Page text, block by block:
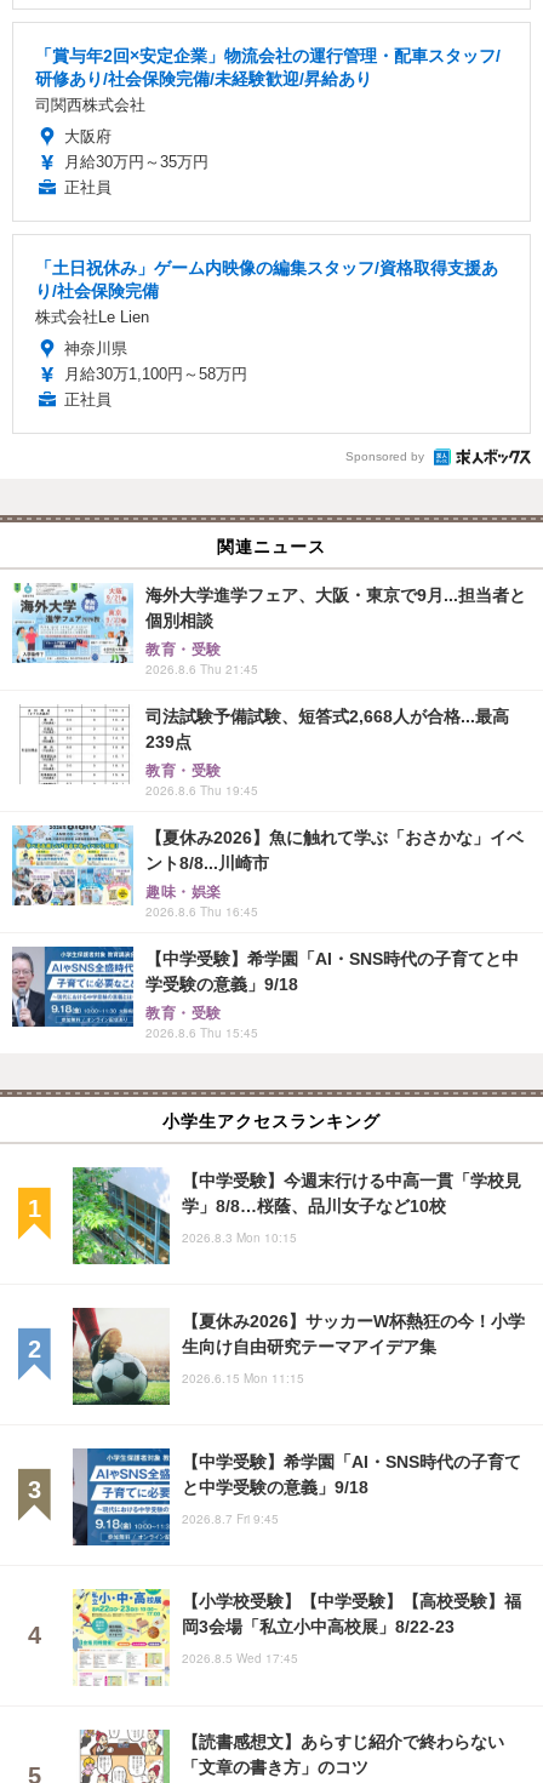
「賞与年2回×安定企業」物流会社の運行管理・配車スタッフ/
研修あり/社会保険完備/未経験歓迎/昇給あり
司関西株式会社
大阪府
月給30万円～35万円
正社員
「土日祝休み」ゲーム内映像の編集スタッフ/資格取得支援あ
り/社会保険完備
株式会社Le Lien
神奈川県
月給30万1,100円～58万円
正社員
Sponsored by
関連ニュース
海外大学進学フェア、大阪・東京で9月...担当者と
個別相談
教育・受験
2026.8.6 Thu 21:45
司法試験予備試験、短答式2,668人が合格...最高
239点
教育・受験
2026.8.6 Thu 19:45
【夏休み2026】魚に触れて学ぶ「おさかな」イベ
ント8/8...川崎市
趣味・娯楽
2026.8.6 Thu 16:45
【中学受験】希学園「AI・SNS時代の子育てと中
学受験の意義」9/18
教育・受験
2026.8.6 Thu 15:45
小学生アクセスランキング
【中学受験】今週末行ける中高一貫「学校見
学」8/8…桜蔭、品川女子など10校
2026.8.3 Mon 10:15
【夏休み2026】サッカーW杯熱狂の今！小学
生向け自由研究テーマアイデア集
2026.6.15 Mon 11:15
【中学受験】希学園「AI・SNS時代の子育て
と中学受験の意義」9/18
2026.8.7 Fri 9:45
【小学校受験】【中学受験】【高校受験】福
岡3会場「私立小中高校展」8/22-23
2026.8.5 Wed 17:45
【読書感想文】あらすじ紹介で終わらない
「文章の書き方」のコツ